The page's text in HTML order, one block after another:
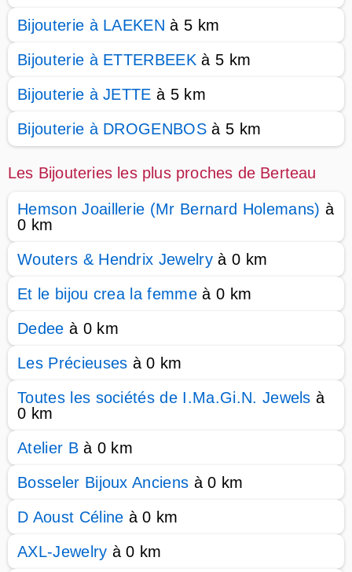
Bijouterie à LAEKEN à 5 km
Bijouterie à ETTERBEEK à 5 km
Bijouterie à JETTE à 5 km
Bijouterie à DROGENBOS à 5 km
Les Bijouteries les plus proches de Berteau
Hemson Joaillerie (Mr Bernard Holemans) à
0 km
Wouters & Hendrix Jewelry à 0 km
Et le bijou crea la femme à 0 km
Dedee à 0 km
Les Précieuses à 0 km
Toutes les sociétés de I.Ma.Gi.N. Jewels à
0 km
Atelier Bà 0 km
Bosseler Bijoux Anciens à 0 km
D Aoust Céline à 0 km
AXL-Jewelry à 0 km